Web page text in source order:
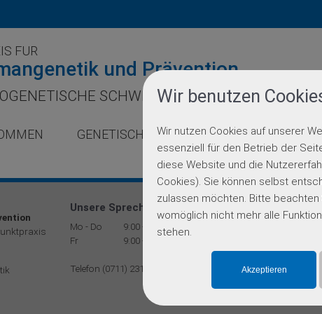
Wir benutzen
Wir nutzen Cookies auf unserer
essenziell für den Betrieb der
diese Website und die
Cookies). Sie können selbst
zulassen möchten. Bitte
womöglich nicht mehr alle
stehen.
FÜR
und Prävention
SCHWERPUNKTPRAXIS
GENETISCHE BERATUNG
Unsere Sprechzeiten
Mo - Do
9:00 - 17:00 Uhr
Fr
9:00 - 12:00 Uhr
Telefon (0711) 231 99 040